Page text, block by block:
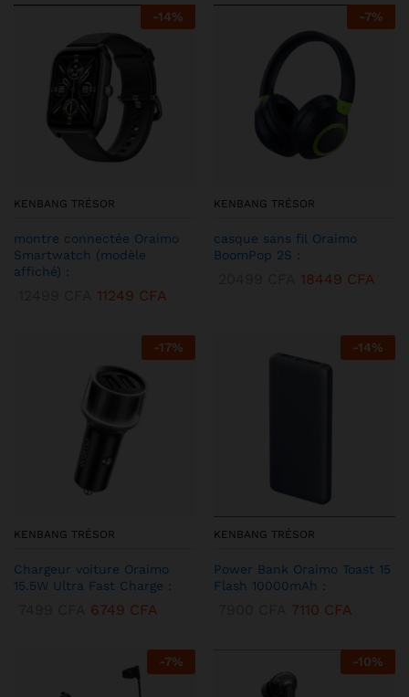
-14%
KENBANG TRÉSOR
montre connectée Oraimo
Smartwatch (modèle
affiché) :
11249 CFA
-7%
KENBANG TRÉSOR
casque sans fil Oraimo
BoomPop 2S :
18449 CFA
-17%
KENBANG TRÉSOR
Chargeur voiture Oraimo
15.5W Ultra Fast Charge :
6749 CFA
-14%
KENBANG TRÉSOR
Power Bank Oraimo Toast 15
Flash 10000mAh :
7110 CFA
-7% -10%